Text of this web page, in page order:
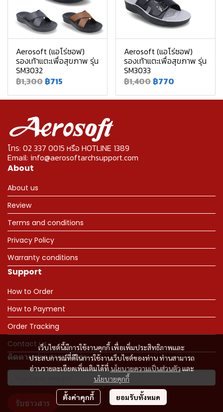
Aerosoft (แอโร่ซอฟ)
รองเท้าแตะเพื่อสุขภาพ รุ่น
SM3032
฿1,300 ฿715
Aerosoft (แอโร่ซอฟ)
รองเท้าแตะเพื่อสุขภาพ รุ่น
SM3033
฿1,400 ฿770
เว็บไซต์นี้มีการใช้งานคุกกี้ เพื่อเพิ่มประสิทธิภาพและ
ประสบการณ์ที่ดีในการใช้งานเว็บไซต์ของท่าน ท่านสามารถ
อ่านรายละเอียดเพิ่มเติมได้ที่นโยบายความเป็นส่วนตัวและ
นโยบายคุกกี้
ตั้งค่าคุกกี้ ยอมรับทั้งหมด
โทร: 02 337 0015 หรือ HOTLINE 1389
Email: info@aerosoftarchsupport.com
About
About us
Review
Terms and conditions
Privacy Policy
Warranty conditions
Support
How to Order
How to Payment
Order Tracking
Contact us
ติดตามข่าวสารจากเรา
รับข่าวสาร